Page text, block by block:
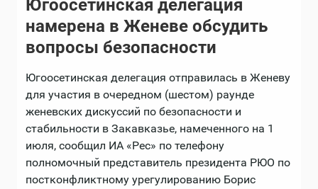
Югоосетинская делегация
намерена в Женеве обсудить
вопросы безопасности
Югоосетинcкая делегация отправилась в Женеву
для участия в очередном (шестом) раунде
женевских дискуссий по безопасности и
стабильности в Закавказье, намеченного на 1
июля, сообщил ИА «Рес» по телефону
полномочный представитель президента РЮО по
постконфликтному урегулированию Борис